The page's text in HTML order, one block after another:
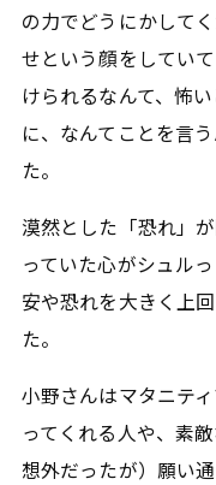
の力でどうにかして
せという顔をしてい
けられるなんて、怖
に、なんてことを言
た。
漠然とした「恐れ」
っていた心がシュル
安や恐れを大きく上
た。
小野さんはマタニテ
ってくれる人や、素
想外だったが）願い